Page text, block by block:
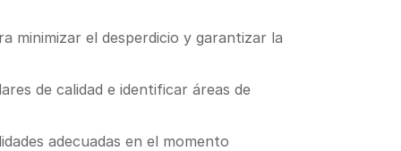
minimizar el desperdicio y garantizar la
de calidad e identificar áreas de
adecuadas en el momento